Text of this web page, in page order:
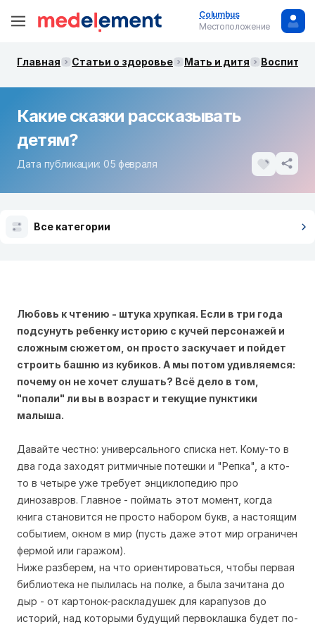
Columbus
Местоположение
Главная Статьи о здоровье Мать и дитя
Какие сказки рассказывать
детям?
Дата публикации: 05 февраля
Все категории
Любовь к чтению - штука хрупкая. Если в три года
подсунуть ребенку историю с кучей персонажей и
сложным сюжетом, он просто заскучает и пойдет
строить башню из кубиков. А мы потом удивляемся:
почему он не хочет слушать? Всё дело в том,
"попали" ли вы в возраст и текущие пунктики
малыша.
Давайте честно: универсального списка нет. Кому-то в
два года заходят ритмичные потешки и "Репка", а кто-
то в четыре уже требует энциклопедию про
динозавров. Главное - поймать этот момент, когда
книга становится не просто набором букв, а настоящим
событием, окном в мир (пусть даже этот мир ограничен
фермой или гаражом).
Ниже разберем, на что ориентироваться, чтобы первая
библиотека не пылилась на полке, а была зачитана до
дыр - от картонок-раскладушек для карапузов до
историй, над которыми будущий первоклашка будет по-